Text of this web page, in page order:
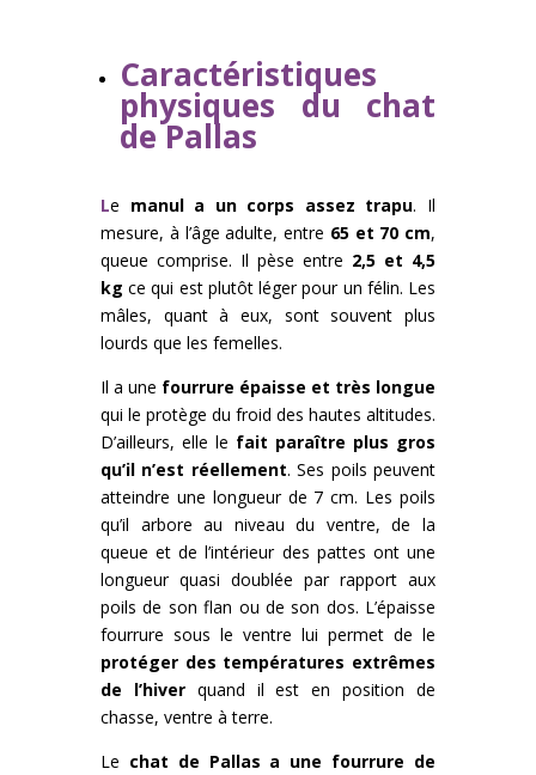
Caractéristiques
physiques du chat
de Pallas
Le manul a un corps assez trapu. Il
mesure, à l’âge adulte, entre 65 et 70 cm,
queue comprise. Il pèse entre 2,5 et 4,5
kg ce qui est plutôt léger pour un félin. Les
mâles, quant à eux, sont souvent plus
lourds que les femelles.
Il a une fourrure épaisse et très longue
qui le protège du froid des hautes altitudes.
D’ailleurs, elle le fait paraître plus gros
qu’il n’est réellement. Ses poils peuvent
atteindre une longueur de 7 cm. Les poils
qu’il arbore au niveau du ventre, de la
queue et de l’intérieur des pattes ont une
longueur quasi doublée par rapport aux
poils de son flan ou de son dos. L’épaisse
fourrure sous le ventre lui permet de le
protéger des températures extrêmes
de l’hiverquand il est en position de
chasse, ventre à terre.
Le chat de Pallas a une fourrure de